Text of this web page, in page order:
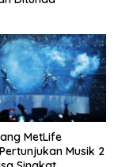
MetLife
Musik 2